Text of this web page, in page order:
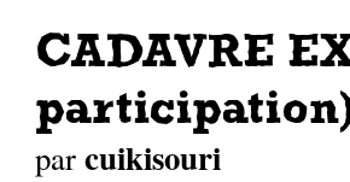
CADAVRE
parcuikisouri